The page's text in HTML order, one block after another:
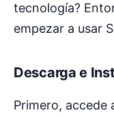
tecnología?
empezar a usar
Descarga e
Primero, accede